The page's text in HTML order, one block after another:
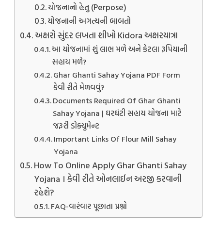
યોજનાનો હેતુ (Perpose)
યોજનાની અગત્યની બાબતો
અક્ષરો સુંદર લખતા શીખો Kidora અક્ષરયાત્રા
આ યોજનામાં શું લાભ મળે અને કેટલા રૂપિયાની
સહાય મળે?
Ghar Ghanti Sahay Yojana PDF Form
કેવી રીતે મેળવવું?
Documents Required Of Ghar Ghanti
Sahay Yojana | ઘરઘંટી સહાય યોજના માટે
જરૂરી ડોક્યુમેન્‍ટ
Important Links Of Flour Mill Sahay
Yojana
How To Online Apply Ghar Ghanti Sahay
Yojana । કેવી રીતે ઓનલાઈન અરજી કરવાની
રહેશે?
FAQ-વારંવાર પૂછાતા પ્રશ્નો